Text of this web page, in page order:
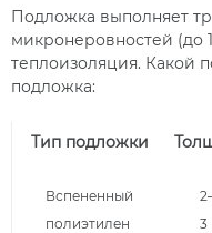
Подложка выполняет
микронеровностей (до
теплоизоляция. Какой
подложка:
Тип подложки
Вспененный
полиэтилен
3